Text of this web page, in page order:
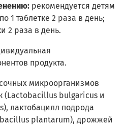
рекомендуется детям
1 таблетке 2 раза в день;
2 раза в день.
продукта.
микроорганизмов
(Lactobacillus bulgaricus и
лактобацилл подрода
plantarum), дрожжей